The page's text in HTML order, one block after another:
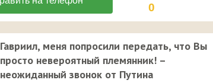
0
Гавриил, меня попросили передать, что Вы
просто невероятный племянник! –
неожиданный звонок от Путина